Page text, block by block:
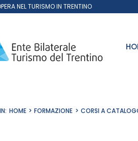
NEL TURISMO IN TRENTINO
HOME FORMAZIONE CORSI A